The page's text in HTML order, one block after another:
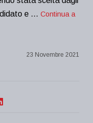
e … Continua a
23 Novembre 2021